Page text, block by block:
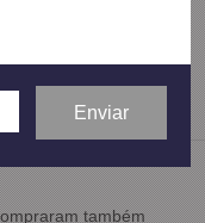
também